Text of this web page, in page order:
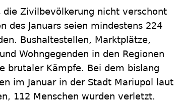
die Zivilbevölkerung nicht verschont
des Januars seien mindestens 224
Bushaltestellen, Marktplätze,
Wohngegenden in den Regionen
brutaler Kämpfe. Bei dem bislang
im Januar in der Stadt Mariupol laut
112 Menschen wurden verletzt.